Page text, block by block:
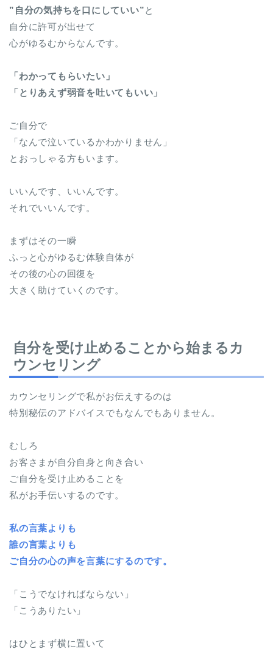
”自分の気持ちを口にしていい”と
自分に許可が出せて
心がゆるむからなんです。
「わかってもらいたい」
「とりあえず弱音を吐いてもいい」
ご自分で
「なんで泣いているかわかりません」
とおっしゃる方もいます。
いいんです、いいんです。
それでいいんです。
まずはその一瞬
ふっと心がゆるむ体験自体が
その後の心の回復を
大きく助けていくのです。
自分を受け止めることから始まるカ
ウンセリング
カウンセリングで私がお伝えするのは
特別秘伝のアドバイスでもなんでもありません。
むしろ
お客さまが自分自身と向き合い
ご自分を受け止めることを
私がお手伝いするのです。
私の言葉よりも
誰の言葉よりも
ご自分の心の声を言葉にするのです。
「こうでなければならない」
「こうありたい」
はひとまず横に置いて